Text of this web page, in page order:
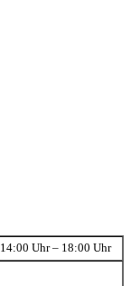
14:00 Uhr – 18:00 Uhr